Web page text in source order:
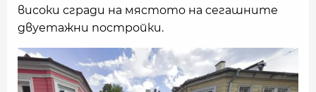
високи сгради на мястото на сегашните
двуетажни постройки.